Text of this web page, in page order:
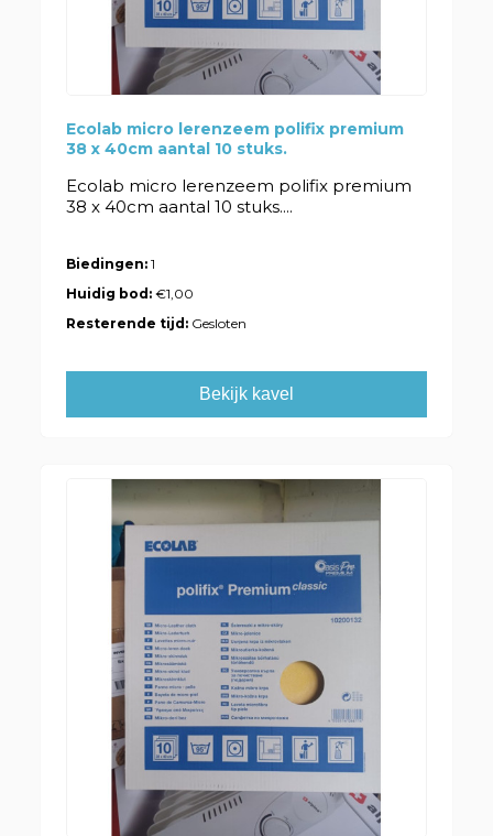
Ecolab micro lerenzeem polifix premium
38 x 40cm aantal 10 stuks.
Ecolab micro lerenzeem polifix premium
38 x 40cm aantal 10 stuks....
Biedingen: 1
Huidig bod:€1,00
Resterende tijd: Gesloten
Bekijk kavel